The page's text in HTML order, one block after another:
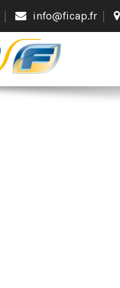
info@ficap.fr